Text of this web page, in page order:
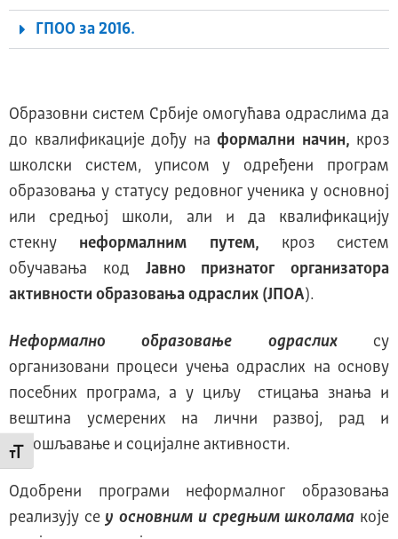
Промени величину слова
ГПОО за 2016.
Образовни систем Србије омогућава одраслима да
до квалификације дођу на формални начин, кроз
школски систем, уписом у одређени програм
образовања у статусу редовног ученика у основној
или средњој школи, али и да квалификацију
стекну неформалним путем, кроз систем
обучавања код Јавно признатог организатора
активности образовања одраслих (ЈПОА).
Неформално образовање одраслихсу
организовани процеси учења одраслих на основу
посебних програма, а у циљу стицања знања и
вештина усмерених на лични развој, рад и
запошљавање и социјалне активности.
Одобрени програми неформалног образовања
реализују се у основним и средњим школама које